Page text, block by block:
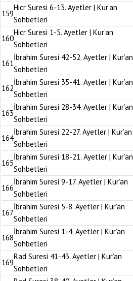
159
Hicr Suresi 6-13. Ayetler | Kur’an
Sohbetleri
160
Hicr Suresi 1-5. Ayetler | Kur’an
Sohbetleri
161
İbrahim Suresi 42-52. Ayetler | Kur’an
Sohbetleri
162
İbrahim Suresi 35-41. Ayetler | Kur’an
Sohbetleri
163
İbrahim Suresi 28-34. Ayetler | Kur’an
Sohbetleri
164
İbrahim Suresi 22-27. Ayetler | Kur’an
Sohbetleri
165
İbrahim Suresi 18-21. Ayetler | Kur’an
Sohbetleri
166
İbrahim Suresi 9-17. Ayetler | Kur’an
Sohbetleri
167
İbrahim Suresi 5-8. Ayetler | Kur’an
Sohbetleri
168
İbrahim Suresi 1-4. Ayetler | Kur’an
Sohbetleri
169
Rad Suresi 41-43. Ayetler | Kur’an
Sohbetleri